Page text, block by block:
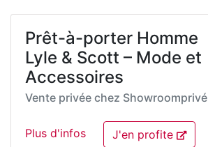
Prêt-à-porter Homme
Lyle & Scott – Mode et
Accessoires
Vente privée chez Showroomprivé
Plus d'infos J'en profite